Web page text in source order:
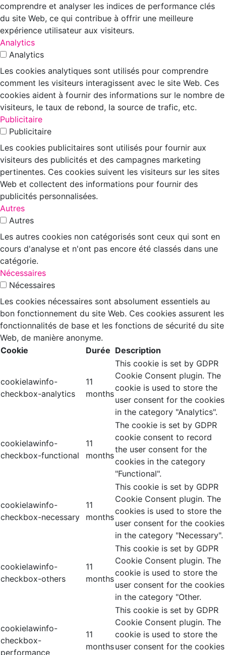
comprendre et analyser les indices de performance clés
du site Web, ce qui contribue à offrir une meilleure
expérience utilisateur aux visiteurs.
Analytics
Analytics
Les cookies analytiques sont utilisés pour comprendre
comment les visiteurs interagissent avec le site Web. Ces
cookies aident à fournir des informations sur le nombre de
visiteurs, le taux de rebond, la source de trafic, etc.
Publicitaire
Publicitaire
Les cookies publicitaires sont utilisés pour fournir aux
visiteurs des publicités et des campagnes marketing
pertinentes. Ces cookies suivent les visiteurs sur les sites
Web et collectent des informations pour fournir des
publicités personnalisées.
Autres
Autres
Les autres cookies non catégorisés sont ceux qui sont en
cours d'analyse et n'ont pas encore été classés dans une
catégorie.
Nécessaires
Nécessaires
Les cookies nécessaires sont absolument essentiels au
bon fonctionnement du site Web. Ces cookies assurent les
fonctionnalités de base et les fonctions de sécurité du site
Web, de manière anonyme.
Cookie
Durée Description
cookielawinfo-
checkbox-analytics
11
months
This cookie is set by GDPR
Cookie Consent plugin. The
cookie is used to store the
user consent for the cookies
in the category "Analytics".
cookielawinfo-
checkbox-functional
11
months
The cookie is set by GDPR
cookie consent to record
the user consent for the
cookies in the category
"Functional".
cookielawinfo-
checkbox-necessary
11
months
This cookie is set by GDPR
Cookie Consent plugin. The
cookies is used to store the
user consent for the cookies
in the category "Necessary".
cookielawinfo-
checkbox-others
11
months
This cookie is set by GDPR
Cookie Consent plugin. The
cookie is used to store the
user consent for the cookies
in the category "Other.
cookielawinfo-
checkbox-
performance
11
months
This cookie is set by GDPR
Cookie Consent plugin. The
cookie is used to store the
user consent for the cookies